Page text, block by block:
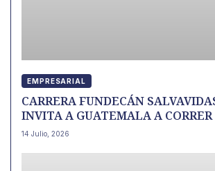
EMPRESARIAL
CARRERA FUNDECÁN
INVITA A GUATEMALA A
14 Julio, 2026